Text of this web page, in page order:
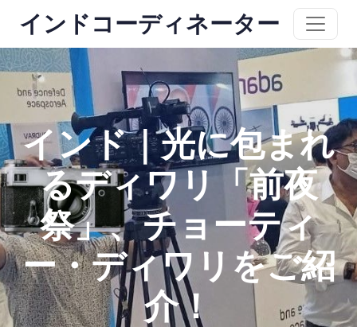
インドコーディネーター
インド｜光に包まれ
るディワリ「前夜
祭」、チョーティ
ー・ディワリをご紹
介！